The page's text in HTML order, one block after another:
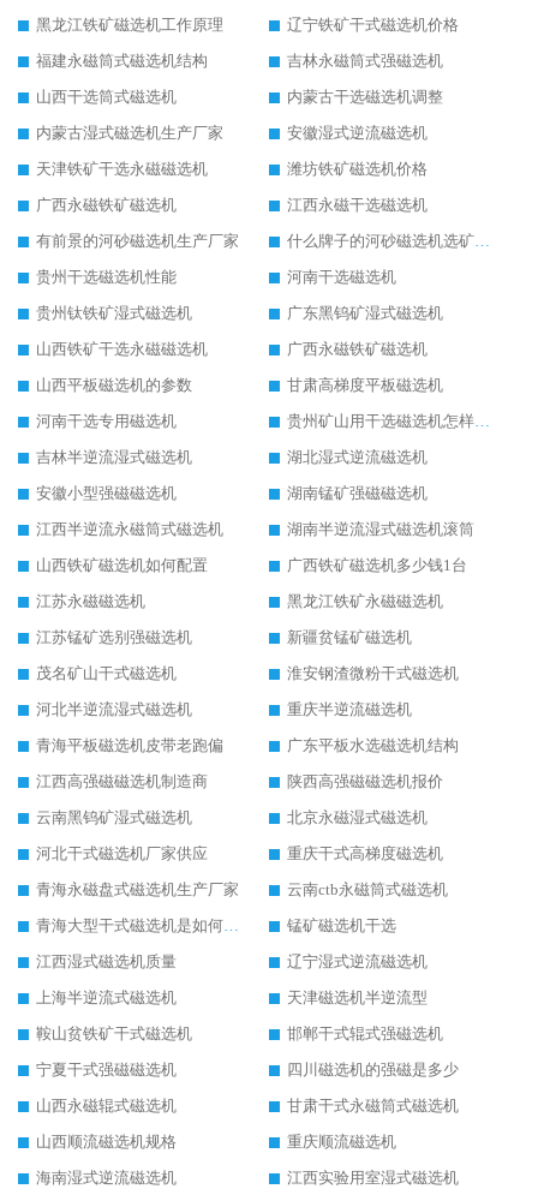
黑龙江铁矿磁选机工作原理
辽宁铁矿干式磁选机价格
福建永磁筒式磁选机结构
吉林永磁筒式强磁选机
山西干选筒式磁选机
内蒙古干选磁选机调整
内蒙古湿式磁选机生产厂家
安徽湿式逆流磁选机
天津铁矿干选永磁磁选机
潍坊铁矿磁选机价格
广西永磁铁矿磁选机
江西永磁干选磁选机
有前景的河砂磁选机生产厂家
什么牌子的河砂磁选机选矿效果好
贵州干选磁选机性能
河南干选磁选机
贵州钛铁矿湿式磁选机
广东黑钨矿湿式磁选机
山西铁矿干选永磁磁选机
广西永磁铁矿磁选机
山西平板磁选机的参数
甘肃高梯度平板磁选机
河南干选专用磁选机
贵州矿山用干选磁选机怎样调磁
吉林半逆流湿式磁选机
湖北湿式逆流磁选机
安徽小型强磁磁选机
湖南锰矿强磁磁选机
江西半逆流永磁筒式磁选机
湖南半逆流湿式磁选机滚筒
山西铁矿磁选机如何配置
广西铁矿磁选机多少钱1台
江苏永磁磁选机
黑龙江铁矿永磁磁选机
江苏锰矿选别强磁选机
新疆贫锰矿磁选机
茂名矿山干式磁选机
淮安钢渣微粉干式磁选机
河北半逆流湿式磁选机
重庆半逆流磁选机
青海平板磁选机皮带老跑偏
广东平板水选磁选机结构
江西高强磁磁选机制造商
陕西高强磁磁选机报价
云南黑钨矿湿式磁选机
北京永磁湿式磁选机
河北干式磁选机厂家供应
重庆干式高梯度磁选机
青海永磁盘式磁选机生产厂家
云南ctb永磁筒式磁选机
青海大型干式磁选机是如何选矿的
锰矿磁选机干选
江西湿式磁选机质量
辽宁湿式逆流磁选机
上海半逆流式磁选机
天津磁选机半逆流型
鞍山贫铁矿干式磁选机
邯郸干式辊式强磁选机
宁夏干式强磁磁选机
四川磁选机的强磁是多少
山西永磁辊式磁选机
甘肃干式永磁筒式磁选机
山西顺流磁选机规格
重庆顺流磁选机
海南湿式逆流磁选机
江西实验用室湿式磁选机